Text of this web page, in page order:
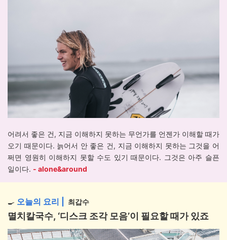
어려서 좋은 건, 지금 이해하지 못하는 무언가를 언젠가 이해할 때가
오기 때문이다. 늙어서 안 좋은 건, 지금 이해하지 못하는 그것을 어
쩌면 영원히 이해하지 못할 수도 있기 때문이다. 그것은 아주 슬픈
일이다. - alone&around
🍳 오늘의 요리 최갑수
멸치칼국수, ‘디스크 조각 모음’이 필요할 때가 있죠